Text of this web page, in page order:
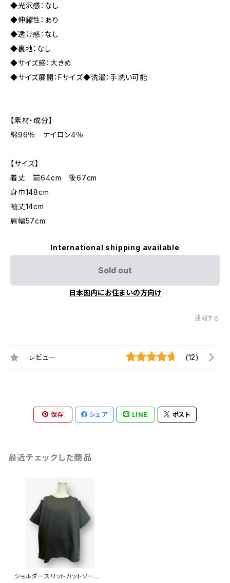
◆光沢感：なし
◆伸縮性：あり
◆透け感：なし
◆裏地：なし
◆サイズ感：大きめ
◆サイズ展開：Fサイズ◆洗濯：手洗い可能
【素材・成分】
綿96％ ナイロン4％
【サイズ】
着丈 前64cm 後67cm
身巾148cm
袖丈14cm
肩幅57cm
International shipping available
Sold out
日本国内にお住まいの方向け
通報する
レビュー (12)
保存 シェア LINE ポスト
最近チェックした商品
ショルダースリットカットソー